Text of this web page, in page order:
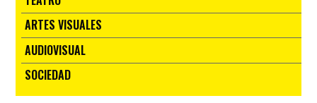
ARTES VISUALES
AUDIOVISUAL
SOCIEDAD